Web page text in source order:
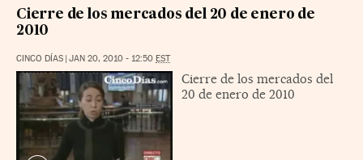
Cierre de los mercados del 20 de enero de
2010
CINCO DÍAS | JAN 20, 2010 - 12:50 EST
Cierre de los mercados del
20 de enero de 2010